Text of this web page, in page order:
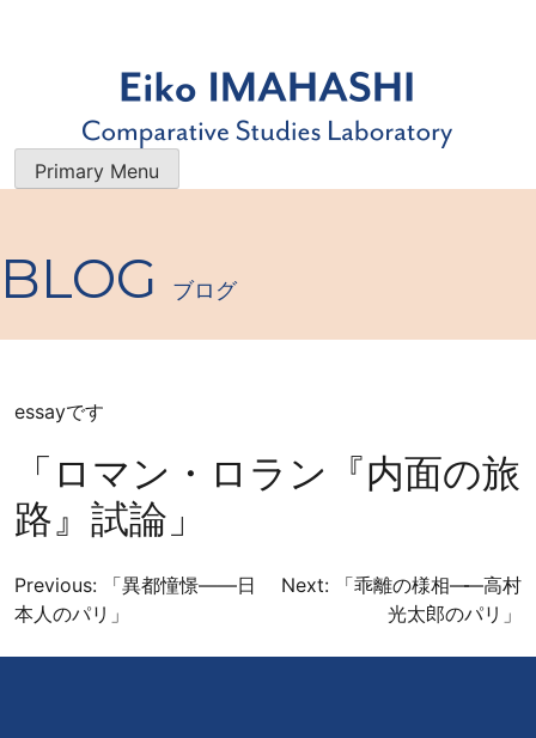
今橋映子 研究室
研究者・今橋映子の業績一覧を 公開すると共に、 最新のブ
ログで 学術的な情報やエッセイをお届けします。
Primary Menu
BLOG ブログ
essayです
「ロマン・ロラン『内面の旅
路』試論」
投
稿
ナ
Previous:
「異都憧憬――日
本人のパリ」
Next: 「乖離の様相――高村
光太郎のパリ」